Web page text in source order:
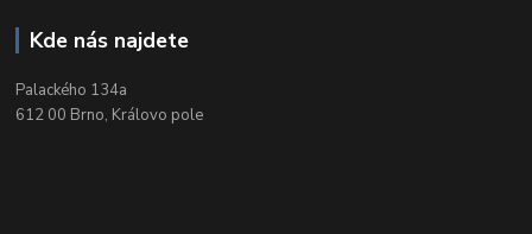
Kde nás najdete
Palackého 134a
612 00 Brno, Královo pole